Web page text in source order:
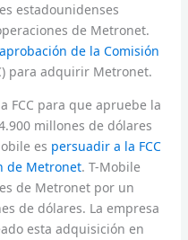
estadounidenses
de Metronet.
de la Comisión
para adquirir Metronet.
FCC para que apruebe la
millones de dólares
es persuadir a la FCC
de Metronet. T-Mobile
de Metronet por un
de dólares. La empresa
esta adquisición en